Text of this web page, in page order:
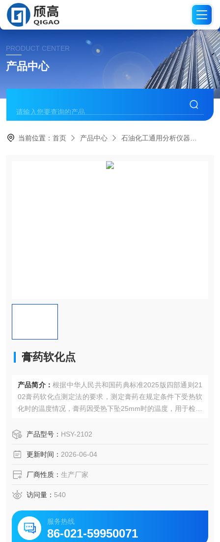
PRODUCT CENTER
产品中心
当前位置：首页 产品中心 石油化工通用分析仪器
膏药软化点
产品简介： 根据中华人民共和国药典标准2025版四部通则21
02膏药软化点测定法的要求，测定膏药在规定条件下受热软
化时的温度情况，膏药因受热下坠25mm时的温度，用于检测
可以满足各个膏药生产厂家、药检所以及相关单位使用。
产品型号： HSY-2102
更新时间： 2026-06-04
厂商性质： 生产厂家
访问量： 540
服务热线
86-021-59950071